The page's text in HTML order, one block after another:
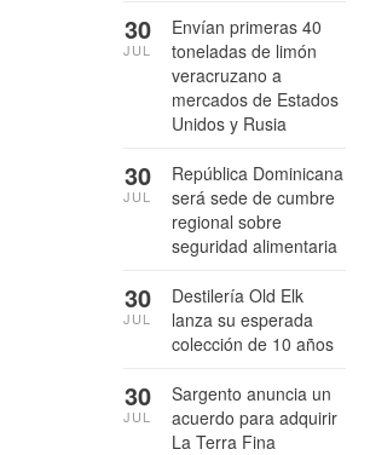
Envían primeras 40
toneladas de limón
veracruzano a
mercados de Estados
Unidos y Rusia
30
JUL
República Dominicana
será sede de cumbre
regional sobre
seguridad alimentaria
30
JUL
Destilería Old Elk
lanza su esperada
colección de 10 años
30
JUL
Sargento anuncia un
acuerdo para adquirir
La Terra Fina
30
JUL